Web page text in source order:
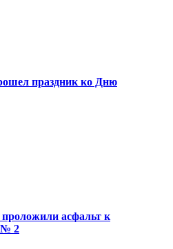
праздник ко Дню
асфальт к
№ 2